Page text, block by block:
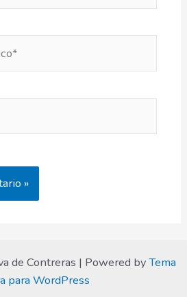
de Contreras | Powered byTema
para WordPress